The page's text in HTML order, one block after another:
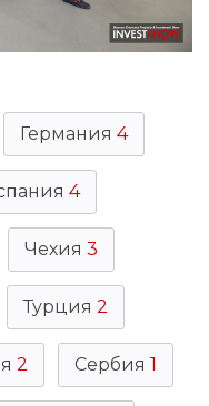
Германия 4
4
Чехия 3
Турция 2
2 Сербия 1